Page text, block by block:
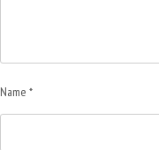
Name *